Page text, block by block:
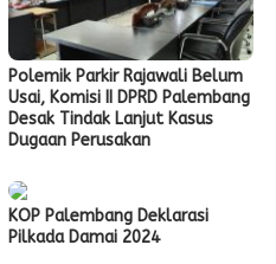
Polemik Parkir Rajawali Belum
Usai, Komisi II DPRD Palembang
Desak Tindak Lanjut Kasus
Dugaan Perusakan
KOP Palembang Deklarasi
Pilkada Damai 2024